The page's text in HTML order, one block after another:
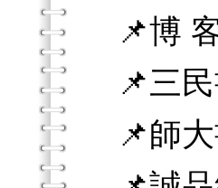
📌博
📌三民
📌師大